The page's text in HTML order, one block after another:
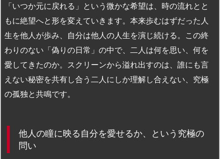
「いつか元に戻れる」という微かな希望は、時の流れとと
もに絶望へと形を変えていきます。本来歩むはずだった人
生を他人が歩み、自分は他人の人生を演じ続ける。この終
わりのない「偽りの日常」の中で、二人は何を思い、何を
愛してきたのか。スクリーンから溢れ出すのは、誰にも言
えない秘密を共有し合う二人にしか理解し合えない、究極
の孤独と共鳴です。
他人の瞳に映る自分を愛せるか、という究極の
問い